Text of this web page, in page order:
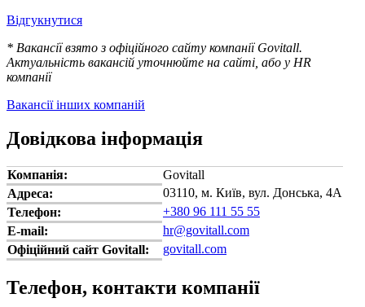
Відгукнутися
* Вакансії взято з офіційного сайту компанії Govitall.
Актуальність вакансій уточнюйте на сайті, або у HR
компанії
Вакансії інших компаній
Довідкова інформація
Компанія:
Govitall
Адреса:
03110, м. Київ, вул. Донська, 4А
Телефон:
+380 96 111 55 55
E-mail:
hr@govitall.com
Офіційний сайт Govitall:
govitall.com
Телефон, контакти компанії